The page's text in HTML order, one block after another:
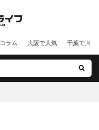
コラム 大阪で人気 千葉で人気